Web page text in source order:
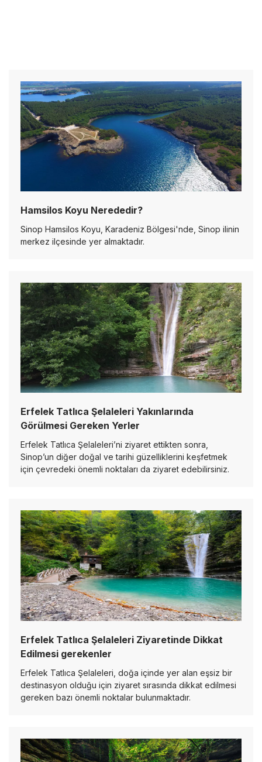
Hamsilos Koyu Nerededir?
Sinop Hamsilos Koyu, Karadeniz Bölgesi'nde, Sinop ilinin
merkez ilçesinde yer almaktadır.
Erfelek Tatlıca Şelaleleri Yakınlarında
Görülmesi Gereken Yerler
Erfelek Tatlıca Şelaleleri’ni ziyaret ettikten sonra,
Sinop’un diğer doğal ve tarihi güzelliklerini keşfetmek
için çevredeki önemli noktaları da ziyaret edebilirsiniz.
Erfelek Tatlıca Şelaleleri Ziyaretinde Dikkat
Edilmesi gerekenler
Erfelek Tatlıca Şelaleleri, doğa içinde yer alan eşsiz bir
destinasyon olduğu için ziyaret sırasında dikkat edilmesi
gereken bazı önemli noktalar bulunmaktadır.